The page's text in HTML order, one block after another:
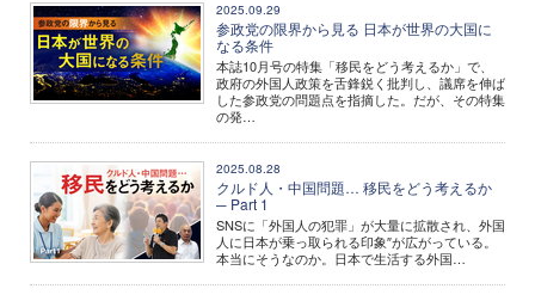
2025.09.29
参政党の限界から見る 日本が世界の大国に
なる条件
本誌10月号の特集「移民をどう考えるか」で、
政府の外国人政策を舌鋒鋭く批判し、議席を伸ば
した参政党の問題点を指摘した。だが、その特集
の発…
2025.08.28
クルド人・中国問題… 移民をどう考えるか
─ Part 1
SNSに「外国人の犯罪」が大量に拡散され、外国
人に日本が乗っ取られる印象″が広がっている。
本当にそうなのか。日本で生活する外国…